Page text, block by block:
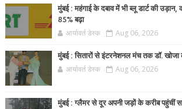
मुंबई : महंगाई के दबाव में भी ब्लू डार्ट की
85% बढ़ा
आर्यावर्त डेस्क Aug 06, 2026
मुंबई : सितारों से इंटरनेशनल मंच तक डॉ. खोजा
आर्यावर्त डेस्क Aug 06, 2026
मुंबई : ग्लैमर से दूर अपनी जड़ों के करीब पहुंचीं